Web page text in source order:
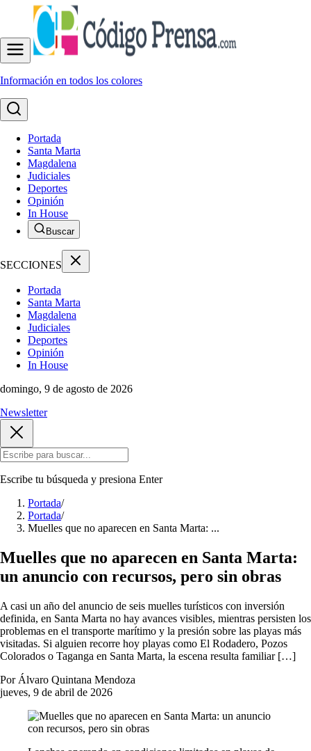
Información en todos los colores
Portada
Santa Marta
Magdalena
Judiciales
Deportes
Opinión
In House
Buscar
SECCIONES
Portada
Santa Marta
Magdalena
Judiciales
Deportes
Opinión
In House
domingo, 9 de agosto de 2026
Newsletter
Escribe tu búsqueda y presiona Enter
Portada/
Portada/
Muelles que no aparecen en Santa Marta: ...
Muelles que no aparecen en Santa Marta:
un anuncio con recursos, pero sin obras
A casi un año del anuncio de seis muelles turísticos con inversión
definida, en Santa Marta no hay avances visibles, mientras persisten los
problemas en el transporte marítimo y la presión sobre las playas más
visitadas. Si alguien recorre hoy playas como El Rodadero, Pozos
Colorados o Taganga en Santa Marta, la escena resulta familiar […]
Por Álvaro Quintana Mendoza
jueves, 9 de abril de 2026